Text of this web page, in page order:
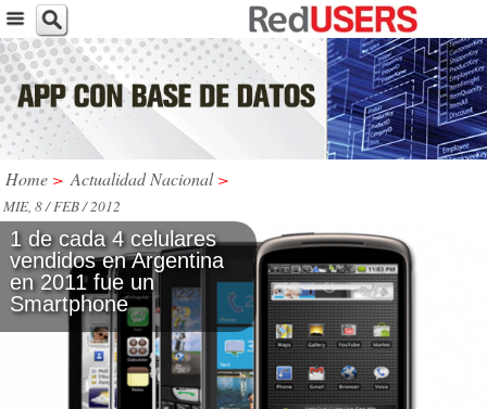
Home > Actualidad Nacional >
MIE, 8 / FEB / 2012
1 de cada 4 celulares
vendidos en Argentina
en 2011 fue un
Smartphone